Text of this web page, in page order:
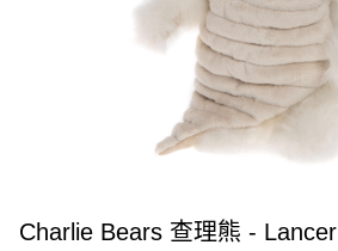
Charlie Bears 查理熊 - Lancer